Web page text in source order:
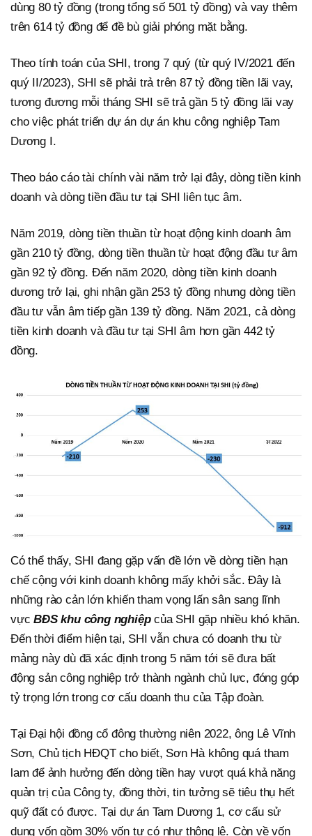
dùng 80 tỷ đồng (trong tổng số 501 tỷ đồng) và vay thêm
trên 614 tỷ đồng để đề bù giải phóng mặt bằng.
Theo tính toán của SHI, trong 7 quý (từ quý IV/2021 đến
quý II/2023), SHI sẽ phải trả trên 87 tỷ đồng tiền lãi vay,
tương đương mỗi tháng SHI sẽ trả gần 5 tỷ đồng lãi vay
cho việc phát triển dự án dự án khu công nghiệp Tam
Dương I.
Theo báo cáo tài chính vài năm trở lại đây, dòng tiền kinh
doanh và dòng tiền đầu tư tại SHI liên tục âm.
Năm 2019, dòng tiền thuần từ hoạt động kinh doanh âm
gần 210 tỷ đồng, dòng tiền thuần từ hoạt động đầu tư âm
gần 92 tỷ đồng. Đến năm 2020, dòng tiền kinh doanh
dương trở lại, ghi nhận gần 253 tỷ đồng nhưng dòng tiền
đầu tư vẫn âm tiếp gần 139 tỷ đồng. Năm 2021, cả dòng
tiền kinh doanh và đầu tư tại SHI âm hơn gần 442 tỷ
đồng.
Có thể thấy, SHI đang gặp vấn đề lớn về dòng tiền hạn
chế cộng với kinh doanh không mấy khởi sắc. Đây là
những rào cản lớn khiến tham vọng lấn sân sang lĩnh
vựcBĐS khu công nghiệpcủa SHI gặp nhiều khó khăn.
Đến thời điểm hiện tại, SHI vẫn chưa có doanh thu từ
mảng này dù đã xác định trong 5 năm tới sẽ đưa bất
động sản công nghiệp trở thành ngành chủ lực, đóng góp
tỷ trọng lớn trong cơ cấu doanh thu của Tập đoàn.
Tại Đại hội đồng cổ đông thường niên 2022, ông Lê Vĩnh
Sơn, Chủ tịch HĐQT cho biết, Sơn Hà không quá tham
lam để ảnh hưởng đến dòng tiền hay vượt quá khả năng
quản trị của Công ty, đồng thời, tin tưởng sẽ tiêu thụ hết
quỹ đất có được. Tại dự án Tam Dương 1, cơ cấu sử
dụng vốn gồm 30% vốn tự có như thông lệ. Còn về vốn